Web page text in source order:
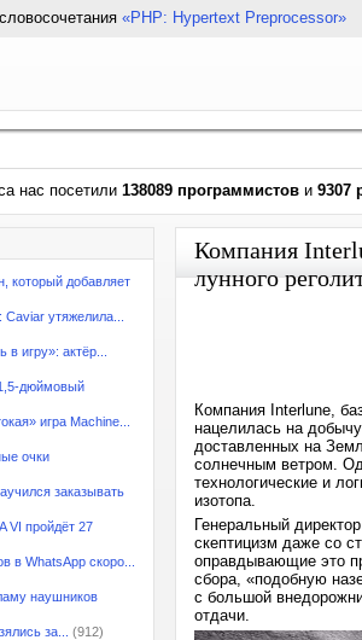
словосочетания «PHP: Hypertext Preprocessor»
нас посетили 138089 программистов и 9307
который добавляет
утяжелила...
игру»: актёр...
дюймовый
игра Machine...
очки
заказывать
VI пройдёт 27
в WhatsApp скоро...
наушников
за...
(912)
Компания
лунного
Компания Interlune,
нацелилась на
доставленных на
солнечным ветром.
технологические и
изотопа.
Генеральный
скептицизм даже со
оправдывающие это
сбора, «подобную
с большой
отдачи.